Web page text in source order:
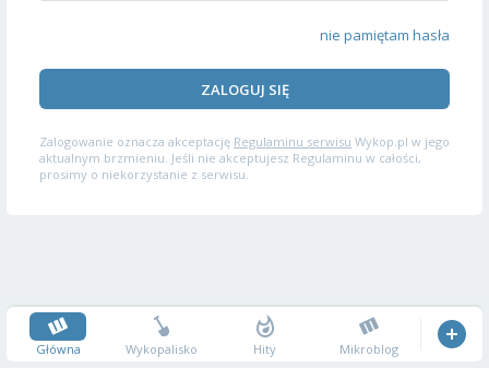
nie pamiętam hasła
ZALOGUJ SIĘ
Zalogowanie oznacza akceptację Regulaminu serwisu Wykop.pl w jego
aktualnym brzmieniu. Jeśli nie akceptujesz Regulaminu w całości,
prosimy o niekorzystanie z serwisu.
Główna Wykopalisko Hity Mikroblog